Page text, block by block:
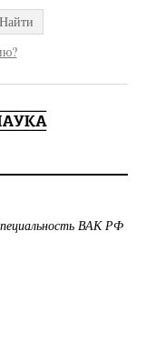
Найти
ВАК РФ